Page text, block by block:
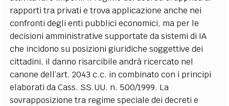
rapporti tra privati e trova applicazione anche nei
confronti degli enti pubblici economici, ma per le
decisioni amministrative supportate da sistemi di IA
che incidono su posizioni giuridiche soggettive dei
cittadini, il danno risarcibile andrà ricercato nel
canone dell’art. 2043 c.c. in combinato con i principi
elaborati da Cass. SS.UU. n. 500/1999. La
sovrapposizione tra regime speciale dei decreti e